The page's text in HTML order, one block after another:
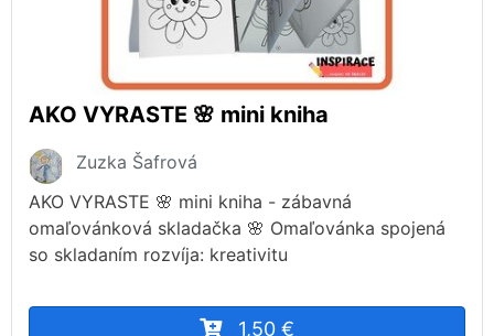
AKO VYRASTE 🌸 mini kniha
Zuzka Šafrová
AKO VYRASTE 🌸 mini kniha - zábavná
omaľovánková skladačka 🌸 Omaľovánka spojená
so skladaním rozvíja: kreativitu
1,50 €